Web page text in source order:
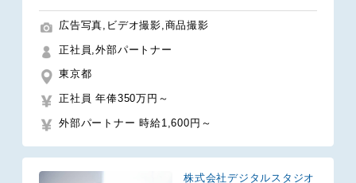
広告写真,ビデオ撮影,商品撮影
正社員,外部パートナー
東京都
正社員 年俸350万円～
外部パートナー 時給1,600円～
株式会社デジタルスタジオ